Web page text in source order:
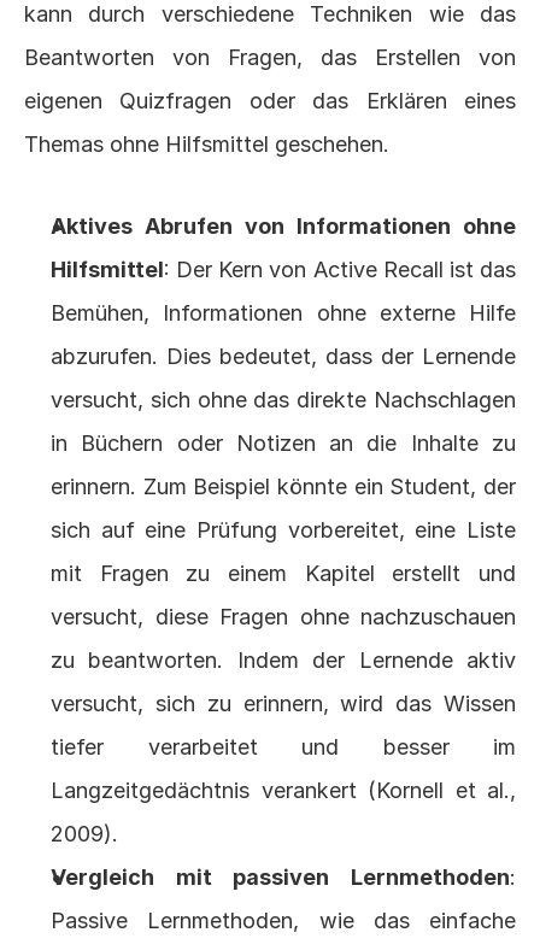
kann durch verschiedene Techniken wie das
Beantworten von Fragen, das Erstellen von
eigenen Quizfragen oder das Erklären eines
Themas ohne Hilfsmittel geschehen.
Aktives Abrufen von Informationen ohne
Hilfsmittel: Der Kern von Active Recall ist das
Bemühen, Informationen ohne externe Hilfe
abzurufen. Dies bedeutet, dass der Lernende
versucht, sich ohne das direkte Nachschlagen
in Büchern oder Notizen an die Inhalte zu
erinnern. Zum Beispiel könnte ein Student, der
sich auf eine Prüfung vorbereitet, eine Liste
mit Fragen zu einem Kapitel erstellt und
versucht, diese Fragen ohne nachzuschauen
zu beantworten. Indem der Lernende aktiv
versucht, sich zu erinnern, wird das Wissen
tiefer verarbeitet und besser im
Langzeitgedächtnis verankert (Kornell et al.,
2009).
Vergleich mit passiven Lernmethoden:
Passive Lernmethoden, wie das einfache